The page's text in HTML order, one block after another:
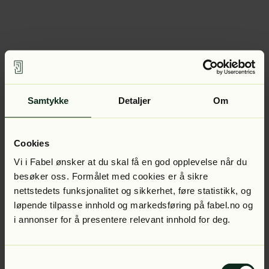
Samtykke Detaljer Om
Cookies
Vi i Fabel ønsker at du skal få en god opplevelse når du
besøker oss. Formålet med cookies er å sikre
nettstedets funksjonalitet og sikkerhet, føre statistikk, og
løpende tilpasse innhold og markedsføring på fabel.no og
i annonser for å presentere relevant innhold for deg.